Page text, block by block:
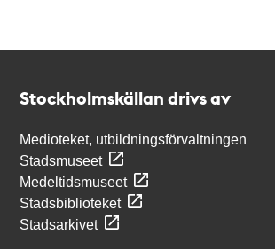
Stockholmskällan drivs av
Medioteket, utbildningsförvaltningen
Stadsmuseet
Medeltidsmuseet
Stadsbiblioteket
Stadsarkivet